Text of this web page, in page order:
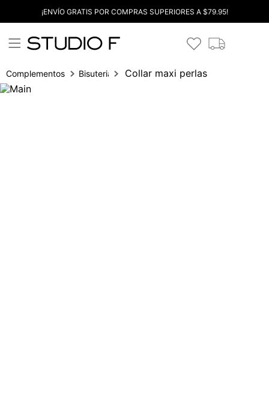
¡ENVÍO GRATIS POR COMPRAS SUPERIORES A $79.95!
Complementos Bisuteria Collar maxi perlas